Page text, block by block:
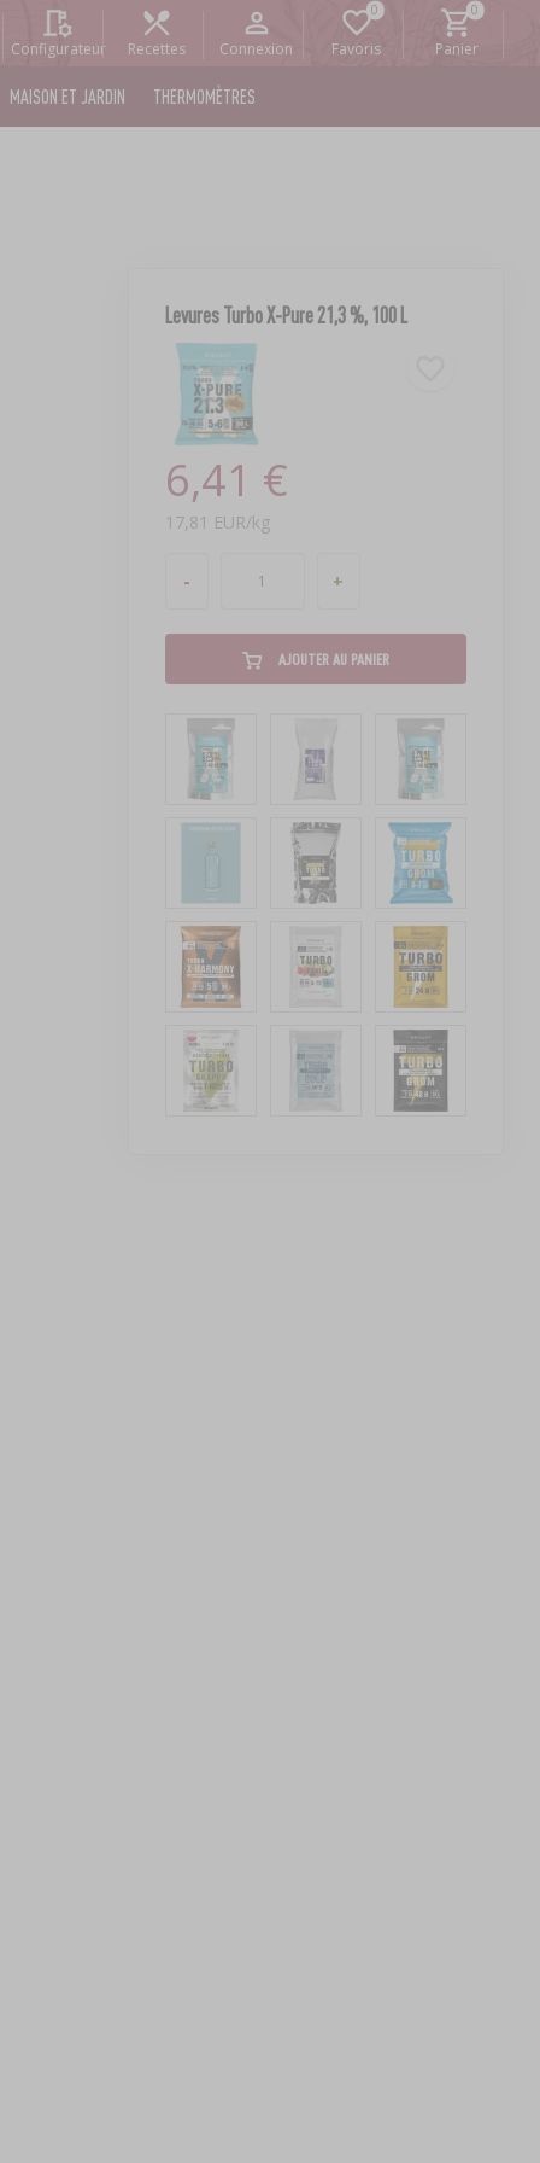
Configurateur Recettes Connexion Favoris Panier
MAISON ET JARDIN THERMOMÈTRES
Levures Turbo X-Pure 21,3 %, 100 L
6,41 €
17,81 EUR/kg
- +
AJOUTER AU PANIER